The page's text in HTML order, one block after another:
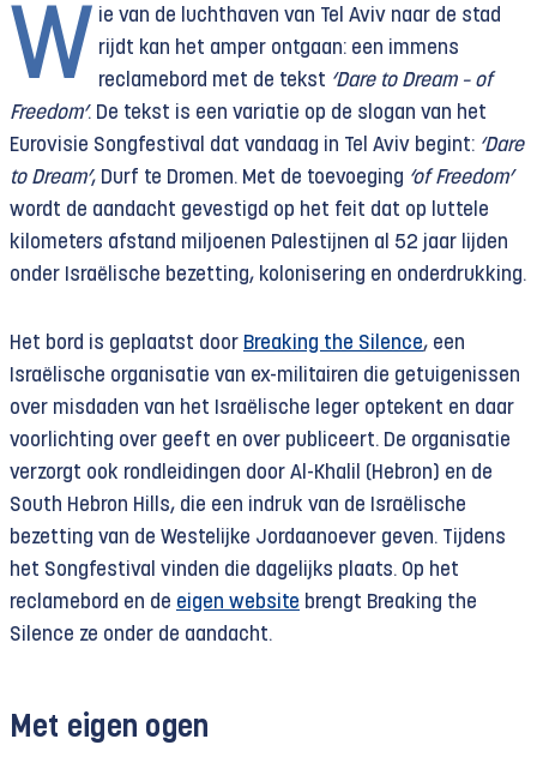
W ie van de luchthaven van Tel Aviv naar de stad
rijdt kan het amper ontgaan: een immens
reclamebord met de tekst ‘Dare to Dream – of
Freedom’. De tekst is een variatie op de slogan van het
Eurovisie Songfestival dat vandaag in Tel Aviv begint: ‘Dare
to Dream’, Durf te Dromen. Met de toevoeging ‘of Freedom’
wordt de aandacht gevestigd op het feit dat op luttele
kilometers afstand miljoenen Palestijnen al 52 jaar lijden
onder Israëlische bezetting, kolonisering en onderdrukking.
Het bord is geplaatst door Breaking the Silence, een
Israëlische organisatie van ex-militairen die getuigenissen
over misdaden van het Israëlische leger optekent en daar
voorlichting over geeft en over publiceert. De organisatie
verzorgt ook rondleidingen door Al-Khalil (Hebron) en de
South Hebron Hills, die een indruk van de Israëlische
bezetting van de Westelijke Jordaanoever geven. Tijdens
het Songfestival vinden die dagelijks plaats. Op het
reclamebord en de eigen website brengt Breaking the
Silence ze onder de aandacht.
Met eigen ogen